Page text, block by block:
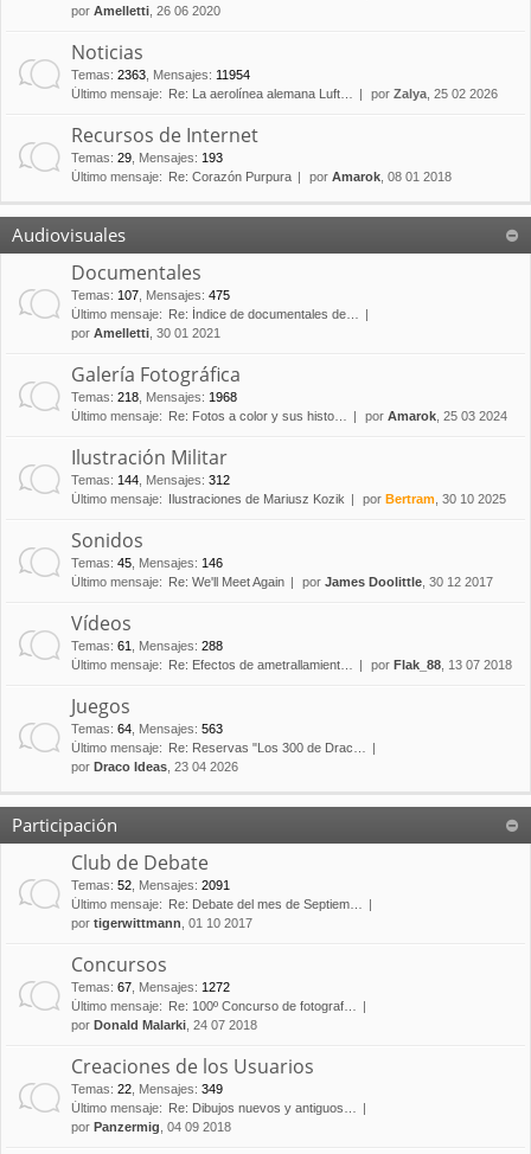
por Amelletti , 26 06 2020
Noticias
Temas: 2363 Mensajes: 11954
Último mensaje:
Re: La aerolínea alemana Luft… por Zalya , 25 02 2026
Recursos de Internet
Temas: 29 Mensajes: 193
Último mensaje:
Re: Corazón Purpura por Amarok , 08 01 2018
Audiovisuales
Documentales
Temas: 107 Mensajes: 475
Último mensaje:
Re: Índice de documentales de…
por Amelletti , 30 01 2021
Galería Fotográfica
Temas: 218 Mensajes: 1968
Último mensaje:
Re: Fotos a color y sus histo… por Amarok , 25 03 2024
Ilustración Militar
Temas: 144 Mensajes: 312
Último mensaje:
Ilustraciones de Mariusz Kozik por Bertram , 30 10 2025
Sonidos
Temas: 45 Mensajes: 146
Último mensaje:
Re: We'll Meet Again por James Doolittle , 30 12 2017
Vídeos
Temas: 61 Mensajes: 288
Último mensaje:
Re: Efectos de ametrallamient… por Flak_88 , 13 07 2018
Juegos
Temas: 64 Mensajes: 563
Último mensaje:
Re: Reservas "Los 300 de Drac…
por Draco Ideas , 23 04 2026
Participación
Club de Debate
Temas: 52 Mensajes: 2091
Último mensaje:
Re: Debate del mes de Septiem…
por tigerwittmann , 01 10 2017
Concursos
Temas: 67 Mensajes: 1272
Último mensaje:
Re: 100º Concurso de fotograf…
por Donald Malarki , 24 07 2018
Creaciones de los Usuarios
Temas: 22 Mensajes: 349
Último mensaje:
Re: Dibujos nuevos y antiguos…
por Panzermig , 04 09 2018